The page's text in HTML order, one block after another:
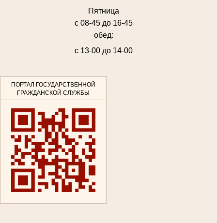
Пятница
с 08-45 до 16-45
обед:
с 13-00 до 14-00
ПОРТАЛ ГОСУДАРСТВЕННОЙ
ГРАЖДАНСКОЙ СЛУЖБЫ